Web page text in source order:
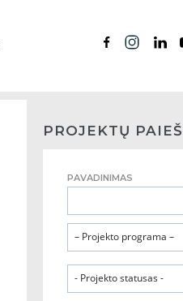
PROJEKTŲ
PAVADINIMAS
– Projekto programa –
- Projekto statusas -